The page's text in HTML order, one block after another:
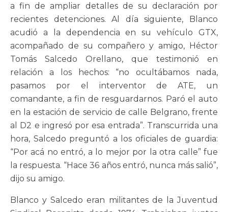
a fin de ampliar detalles de su declaración por
recientes detenciones. Al día siguiente, Blanco
acudió a la dependencia en su vehículo GTX,
acompañado de su compañero y amigo, Héctor
Tomás Salcedo Orellano, que testimonió en
relación a los hechos: “no ocultábamos nada,
pasamos por el interventor de ATE, un
comandante, a fin de resguardarnos. Paró el auto
en la estación de servicio de calle Belgrano, frente
al D2 e ingresó por esa entrada”. Transcurrida una
hora, Salcedo preguntó a los oficiales de guardia:
“Por acá no entró, a lo mejor por la otra calle” fue
la respuesta. “Hace 36 años entró, nunca más salió”,
dijo su amigo.
Blanco y Salcedo eran militantes de la Juventud